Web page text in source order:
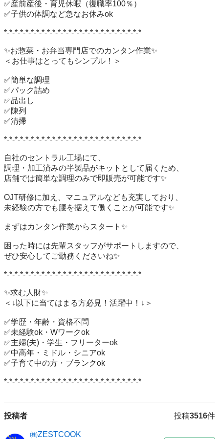
✅産前産後・育児休暇（復職率100％）
✅子供の体調など急なお休みok
*-*-*-*-*-*-*-*-*-*-*-*-*-*-*-*-*-*-*-*-*-*-*-*-*-*
✨お惣菜・お弁当専門店でのカンタン作業✨
＜お仕事はとってもシンプル！＞
✅簡単な調理
✅パック詰め
✅品出し
✅陳列
✅清掃
*-*-*-*-*-*-*-*-*-*-*-*-*-*-*-*-*-*-*-*-*-*-*-*-*-*
自社のセントラル工場にて、
調理・加工済みの半製品がキットとして届くため、
店舗では簡単な調理のみで即販売が可能です✨
OJT研修に加え、マニュアルなども充実しており、
未経験の方でも腰を据えて働くことが可能です✨
まずはカンタン作業からスタート✨
困った時には先輩スタッフがサポートしますので、
ぜひ安心してご勤務くださいね✨
*-*-*-*-*-*-*-*-*-*-*-*-*-*-*-*-*-*-*-*-*-*-*-*-*-*
✨求む人財✨
＜↓以下に当てはまる方必見！活躍中！↓＞
✅学歴・年齢・資格不問
✅未経験ok・Wワークok
✅主婦(夫)・学生・フリーターok
✅中高年・ミドル・シニアok
✅子育て中の方・ブランクok
*-*-*-*-*-*-*-*-*-*-*-*-*-*-*-*-*-*-*-*-*-*-*-*-*-*
投稿者 投稿3516件
㈱ZESTCOOK